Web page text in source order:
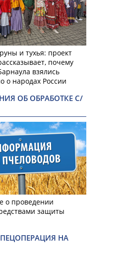
и тухья: проект
почему
взялись
о народах России
ОБ ОБРАБОТКЕ С/
о проведении
защиты
НА